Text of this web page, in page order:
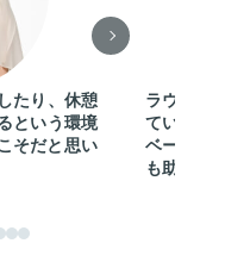
たり、休憩
という環境
そだと思い
ラウンジ
ている人
ベーショ
も助けら